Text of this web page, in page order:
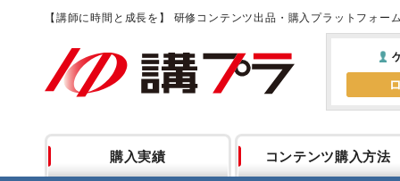
【講師に時間と成長を】 研修コンテンツ出品・購入プラットフォー
購入実績 コンテンツ購入方法